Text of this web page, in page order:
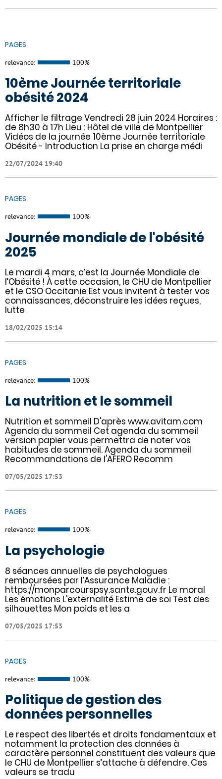
PAGES
relevance: 100%
10ème Journée territoriale
obésité 2024
Afficher le filtrage Vendredi 28 juin 2024 Horaires :
de 8h30 à 17h Lieu : Hôtel de ville de Montpellier
Vidéos de la journée 10ème Journée territoriale
Obésité - Introduction La prise en charge médi
22/07/2024 19:40
PAGES
relevance: 100%
Journée mondiale de l'obésité
2025
Le mardi 4 mars, c’est la Journée Mondiale de
l’Obésité ! À cette occasion, le CHU de Montpellier
et le CSO Occitanie Est vous invitent à tester vos
connaissances, déconstruire les idées reçues,
lutte
18/02/2025 15:14
PAGES
relevance: 100%
La nutrition et le sommeil
Nutrition et sommeil D'après www.avitam.com
Agenda du sommeil Cet agenda du sommeil
version papier vous permettra de noter vos
habitudes de sommeil. Agenda du sommeil
Recommandations de l'AFERO Recomm
07/05/2025 17:53
PAGES
relevance: 100%
La psychologie
8 séances annuelles de psychologues
remboursées par l’Assurance Maladie :
https://monparcourspsy.sante.gouv.fr Le moral
Les émotions L'externalité Estime de soi Test des
silhouettes Mon poids et les a
07/05/2025 17:53
PAGES
relevance: 100%
Politique de gestion des
données personnelles
Le respect des libertés et droits fondamentaux et
notamment la protection des données à
caractère personnel constituent des valeurs que
le CHU de Montpellier s’attache à défendre. Ces
valeurs se tradu